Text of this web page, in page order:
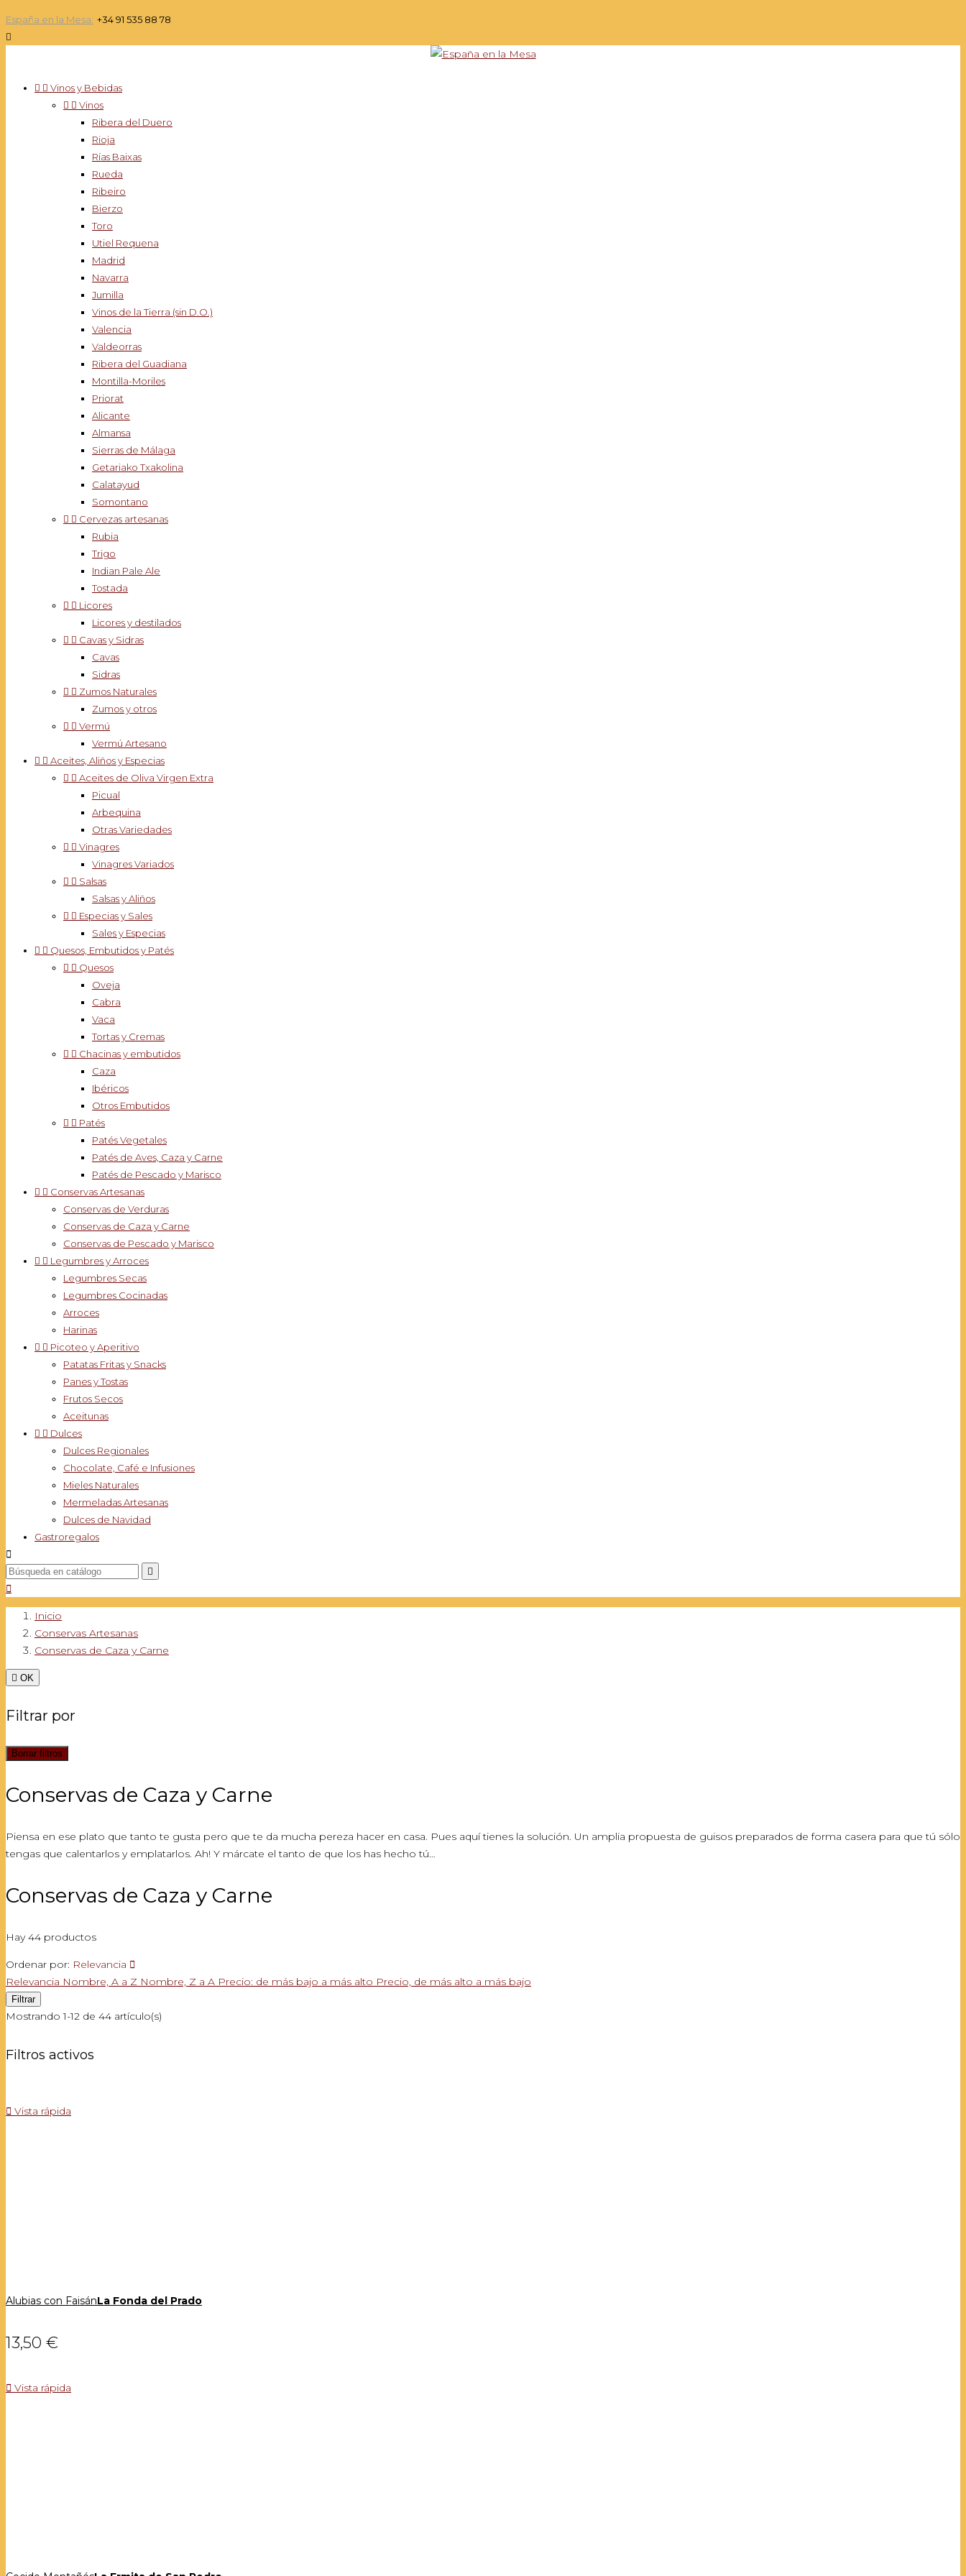
España en la Mesa: +34 91 535 88 78

  Vinos y Bebidas
  Vinos
Ribera del Duero
Rioja
Rías Baixas
Rueda
Ribeiro
Bierzo
Toro
Utiel Requena
Madrid
Navarra
Jumilla
Vinos de la Tierra (sin D.O.)
Valencia
Valdeorras
Ribera del Guadiana
Montilla-Moriles
Priorat
Alicante
Almansa
Sierras de Málaga
Getariako Txakolina
Calatayud
Somontano
  Cervezas artesanas
Rubia
Trigo
Indian Pale Ale
Tostada
  Licores
Licores y destilados
  Cavas y Sidras
Cavas
Sidras
  Zumos Naturales
Zumos y otros
  Vermú
Vermú Artesano
  Aceites, Aliños y Especias
  Aceites de Oliva Virgen Extra
Picual
Arbequina
Otras Variedades
  Vinagres
Vinagres Variados
  Salsas
Salsas y Aliños
  Especias y Sales
Sales y Especias
  Quesos, Embutidos y Patés
  Quesos
Oveja
Cabra
Vaca
Tortas y Cremas
  Chacinas y embutidos
Caza
Ibéricos
Otros Embutidos
  Patés
Patés Vegetales
Patés de Aves, Caza y Carne
Patés de Pescado y Marisco
  Conservas Artesanas
Conservas de Verduras
Conservas de Caza y Carne
Conservas de Pescado y Marisco
  Legumbres y Arroces
Legumbres Secas
Legumbres Cocinadas
Arroces
Harinas
  Picoteo y Aperitivo
Patatas Fritas y Snacks
Panes y Tostas
Frutos Secos
Aceitunas
  Dulces
Dulces Regionales
Chocolate, Café e Infusiones
Mieles Naturales
Mermeladas Artesanas
Dulces de Navidad
Gastroregalos



Inicio
Conservas Artesanas
Conservas de Caza y Carne
 OK
Filtrar por
Borrar filtros
Conservas de Caza y Carne
Piensa en ese plato que tanto te gusta pero que te da mucha pereza hacer en casa. Pues aquí tienes la solución. Un amplia propuesta de guisos preparados de forma casera para que tú sólo
tengas que calentarlos y emplatarlos. Ah! Y márcate el tanto de que los has hecho tú…
Conservas de Caza y Carne
Hay 44 productos
Ordenar por: Relevancia 
Relevancia Nombre, A a Z Nombre, Z a A Precio: de más bajo a más alto Precio, de más alto a más bajo
Filtrar
Mostrando 1-12 de 44 artículo(s)
Filtros activos
 Vista rápida
Alubias con FaisánLa Fonda del Prado
13,50 €
 Vista rápida